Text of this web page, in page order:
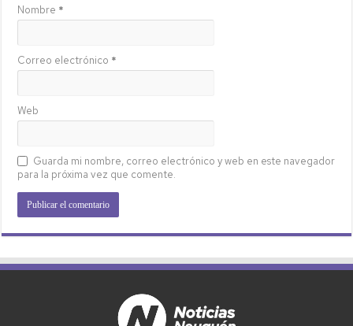
Nombre *
Correo electrónico *
Web
Guarda mi nombre, correo electrónico y web en este navegador
para la próxima vez que comente.